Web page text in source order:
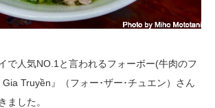
で人気NO.1と言われるフォーボー(牛肉のフ
Truyền』（フォー･ザー･チュエン）さん
ました。